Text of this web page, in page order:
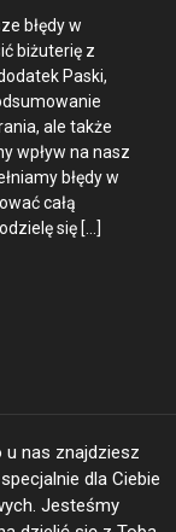
błędy w
biżuterię z
Paski,
ale także
wpływ na nasz
błędy w
całą
się […]
nas znajdziesz
dla Ciebie
Jesteśmy